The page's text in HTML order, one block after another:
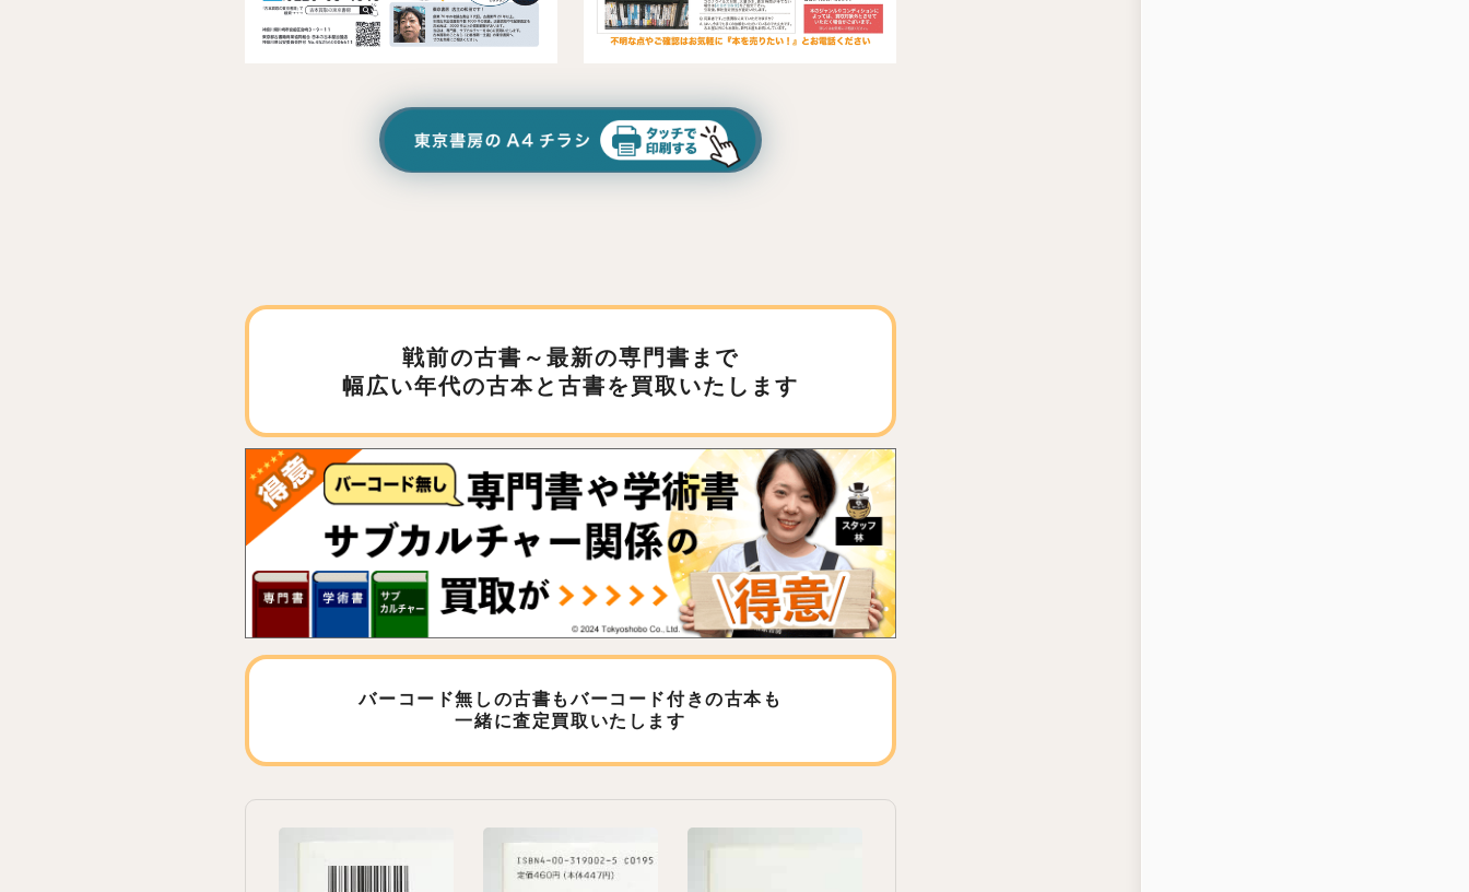
戦前の古書～最新の専門書まで
幅広い年代の古本と古書を買取いたします
バーコード無しの古書もバーコード付きの古本も
一緒に査定買取いたします